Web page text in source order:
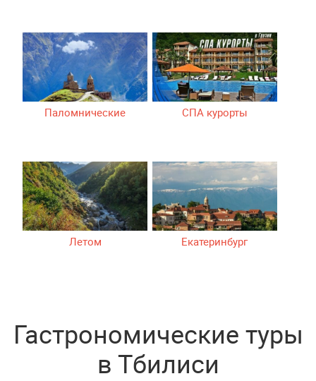
Паломнические СПА курорты
Летом Екатеринбург
Гастрономические туры
в Тбилиси